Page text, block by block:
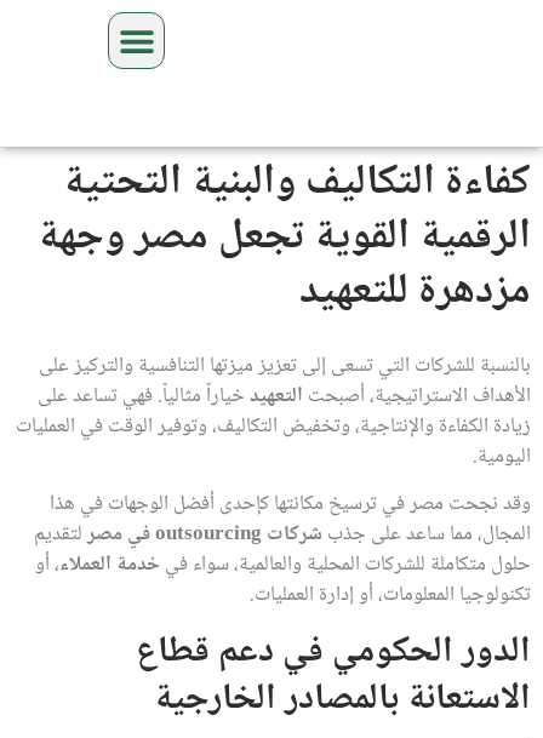
كفاءة التكاليف والبنية التحتية
الرقمية القوية تجعل مصر وجهة
مزدهرة للتعهيد
بالنسبة للشركات التي تسعى إلى تعزيز ميزتها التنافسية والتركيز على
الأهداف الاستراتيجية، أصبحت التعهيدخياراً مثالياً. فهي تساعد على
زيادة الكفاءة والإنتاجية، وتخفيض التكاليف، وتوفير الوقت في العمليات
اليومية.
وقد نجحت مصر في ترسيخ مكانتها كإحدى أفضل الوجهات في هذا
المجال، مما ساعد على جذب شركات outsourcing في مصر
لتقديم
حلول متكاملة للشركات المحلية والعالمية، سواء فيخدمة العملاء، أو
تكنولوجيا المعلومات، أو إدارة العمليات.
الدور الحكومي في دعم قطاع
الاستعانة بالمصادر الخارجية